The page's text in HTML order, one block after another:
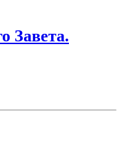
Завета.